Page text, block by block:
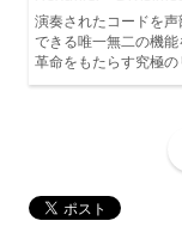
演奏されたコードを
できる唯一無二の機
革命をもたらす究極の